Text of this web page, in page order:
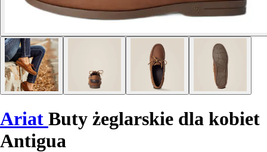
Ariat Buty żeglarskie dla kobiet
Antigua